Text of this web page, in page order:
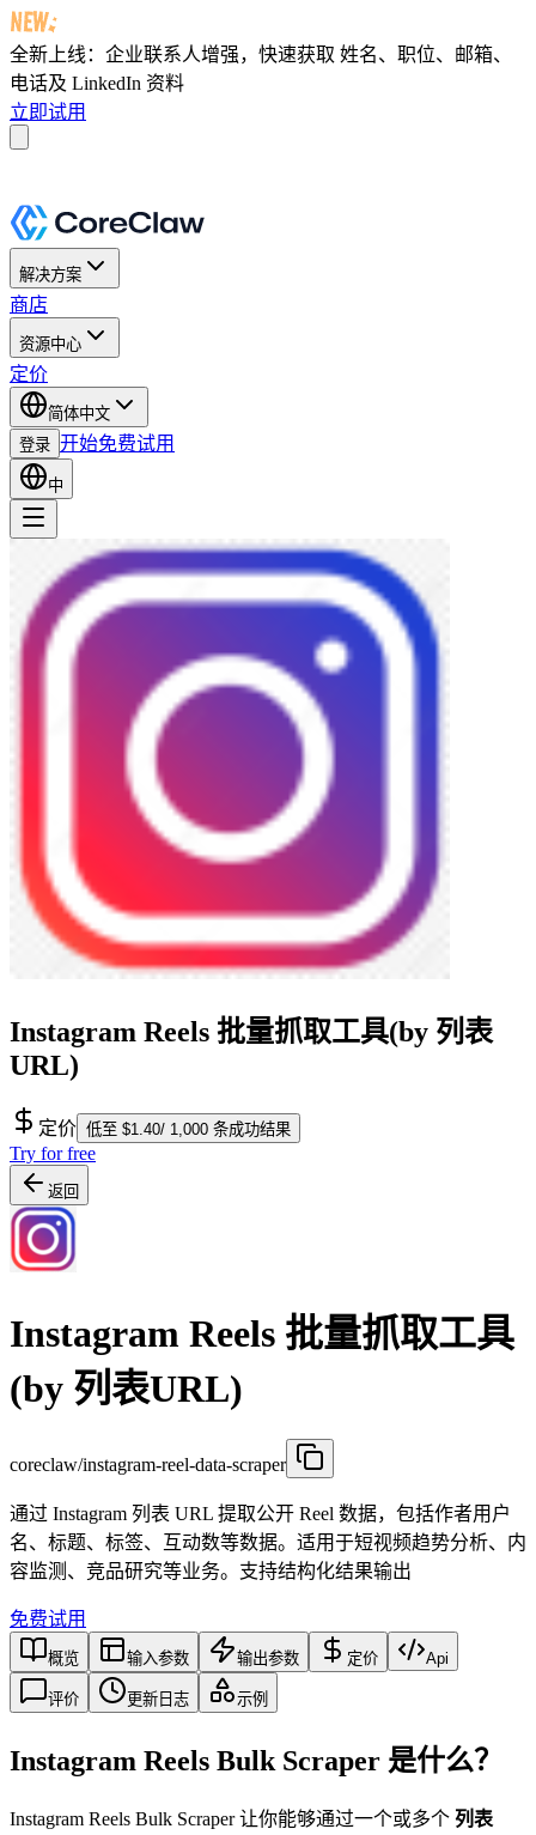
全新上线：企业联系人增强，快速获取 姓名、职位、邮箱、
电话及 LinkedIn 资料
立即试用
解决方案
商店
资源中心
定价
简体中文
登录 开始免费试用
中
Instagram Reels 批量抓取工具(by 列表
URL)
定价 低至 $1.40/ 1,000 条成功结果
Try for free
返回
Instagram Reels 批量抓取工具
(by 列表URL)
coreclaw/instagram-reel-data-scraper
通过 Instagram 列表 URL 提取公开 Reel 数据，包括作者用户
名、标题、标签、互动数等数据。适用于短视频趋势分析、内
容监测、竞品研究等业务。支持结构化结果输出
免费试用
概览 输入参数 输出参数 定价 Api
评价 更新日志 示例
Instagram Reels Bulk Scraper 是什么？
Instagram Reels Bulk Scraper 让你能够通过一个或多个 列表